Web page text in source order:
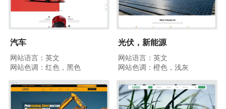
汽车
网站语言：英文
网站色调：红色，黑色
光伏，新能源
网站语言：英文
网站色调：橙色，浅灰